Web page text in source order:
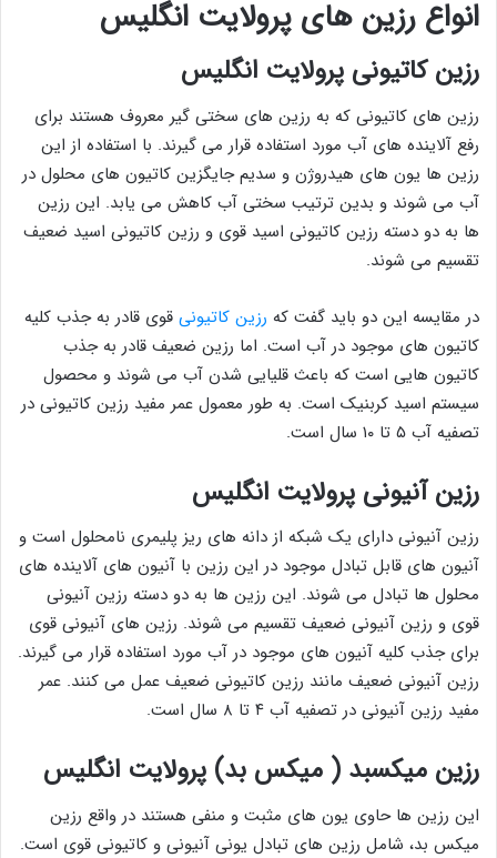
انواع رزین های پرولایت انگلیس
رزین کاتیونی پرولایت انگلیس
رزین های کاتیونی که به رزین های سختی گیر معروف هستند برای
رفع آلاینده های آب مورد استفاده قرار می گیرند. با استفاده از این
رزین ها یون های هیدروژن و سدیم جایگزین کاتیون های محلول در
آب می شوند و بدین ترتیب سختی آب کاهش می یابد. این رزین
ها به دو دسته رزین کاتیونی اسید قوی و رزین کاتیونی اسید ضعیف
تقسیم می شوند.
در مقایسه این دو باید گفت که رزین كاتیونی قوی قادر به جذب کلیه
کاتیون های موجود در آب است. اما رزین ضعیف قادر به جذب
کاتیون هایی است که باعث قلیایی شدن آب می شوند و محصول
سیستم اسید کربنیک است. به طور معمول عمر مفید رزین کاتیونی در
تصفیه آب ۵ تا ۱۰ سال است.
رزین آنیونی پرولایت انگلیس
رزین آنیونی دارای یک شبکه از دانه های ریز پلیمری نامحلول است و
آنیون های قابل تبادل موجود در این رزین با آنیون های آلاینده های
محلول ها تبادل می شوند. این رزین ها به دو دسته رزین آنیونی
قوی و رزین آنیونی ضعیف تقسیم می شوند. رزین های آنیونی قوی
برای جذب کلیه آنیون های موجود در آب مورد استفاده قرار می گیرند.
رزین آنیونی ضعیف مانند رزین کاتیونی ضعیف عمل می کنند. عمر
مفید رزین آنیونی در تصفیه آب ۴ تا ۸ سال است.
رزین میکسبد ( میکس بد) پرولایت انگلیس
این رزین ها حاوی یون های مثبت و منفی هستند در واقع رزین
میکس بد، شامل رزین های تبادل یونی آنیونی و کاتیونی قوی است.